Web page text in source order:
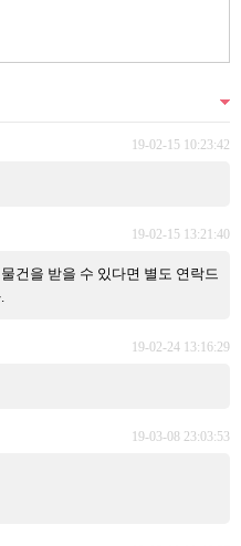
19-02-15 10:23:42
19-02-15 13:21:40
건을 받을 수 있다면 별도 연락드
19-02-24 13:16:29
19-03-08 23:03:53